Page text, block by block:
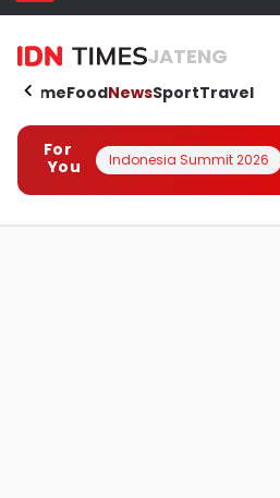
JATENG
HomeFoodNewsSportTravel
For
You
Indonesia Summit 2026